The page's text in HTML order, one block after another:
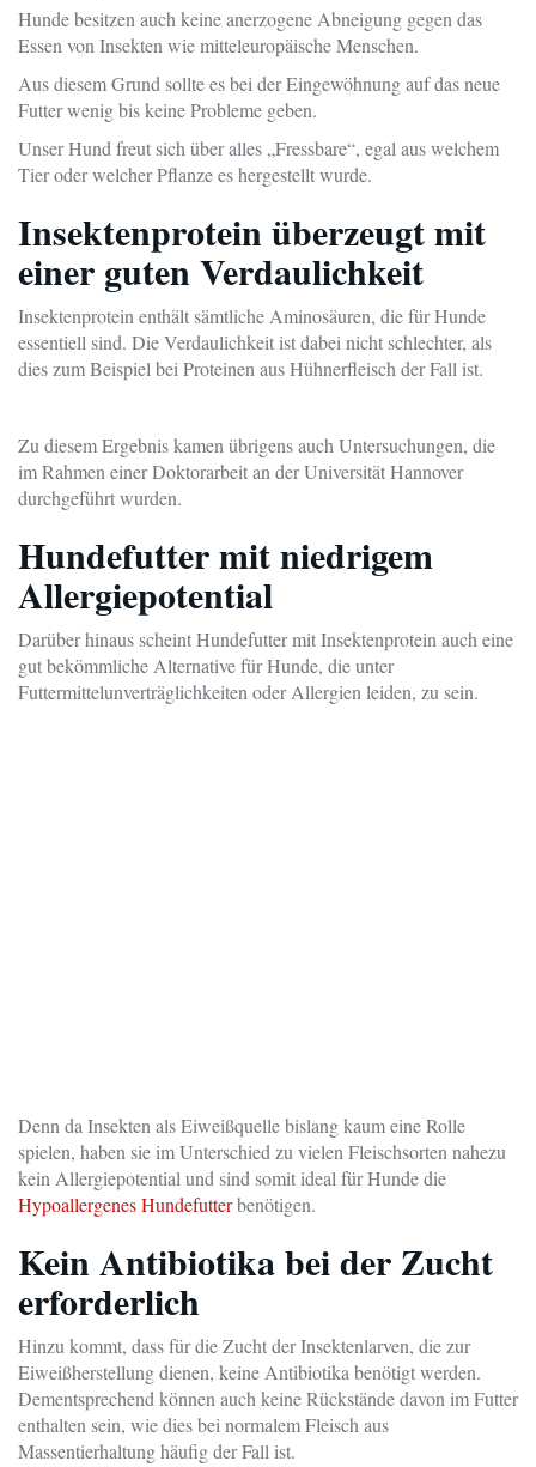
Hunde besitzen auch keine anerzogene Abneigung gegen das
Essen von Insekten wie mitteleuropäische Menschen.
Aus diesem Grund sollte es bei der Eingewöhnung auf das neue
Futter wenig bis keine Probleme geben.
Unser Hund freut sich über alles „Fressbare“, egal aus welchem
Tier oder welcher Pflanze es hergestellt wurde.
Insektenprotein überzeugt mit
einer guten Verdaulichkeit
Insektenprotein enthält sämtliche Aminosäuren, die für Hunde
essentiell sind. Die Verdaulichkeit ist dabei nicht schlechter, als
dies zum Beispiel bei Proteinen aus Hühnerfleisch der Fall ist.
Zu diesem Ergebnis kamen übrigens auch Untersuchungen, die
im Rahmen einer Doktorarbeit an der Universität Hannover
durchgeführt wurden.
Hundefutter mit niedrigem
Allergiepotential
Darüber hinaus scheint Hundefutter mit Insektenprotein auch eine
gut bekömmliche Alternative für Hunde, die unter
Futtermittelunverträglichkeiten oder Allergien leiden, zu sein.
Denn da Insekten als Eiweißquelle bislang kaum eine Rolle
spielen, haben sie im Unterschied zu vielen Fleischsorten nahezu
kein Allergiepotential und sind somit ideal für Hunde die
Hypoallergenes Hundefutterbenötigen.
Kein Antibiotika bei der Zucht
erforderlich
Hinzu kommt, dass für die Zucht der Insektenlarven, die zur
Eiweißherstellung dienen, keine Antibiotika benötigt werden.
Dementsprechend können auch keine Rückstände davon im Futter
enthalten sein, wie dies bei normalem Fleisch aus
Massentierhaltung häufig der Fall ist.